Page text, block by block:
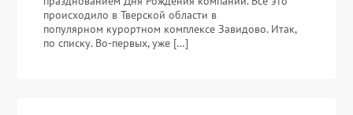
происходило в Тверской области в
популярном курортном комплексе Завидово. Итак,
по списку. Во-первых, уже […]